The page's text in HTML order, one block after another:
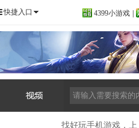
快捷入口 4399小游戏
找好玩手机游戏，上